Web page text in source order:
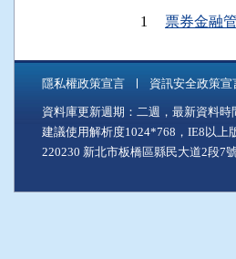
1
票券金融
隱私權政策宣言 資訊安全政策宣
資料庫更新週期：二週，最新資料時
建議使用解析度1024*768，IE8以上
220230 新北市板橋區縣民大道2段7